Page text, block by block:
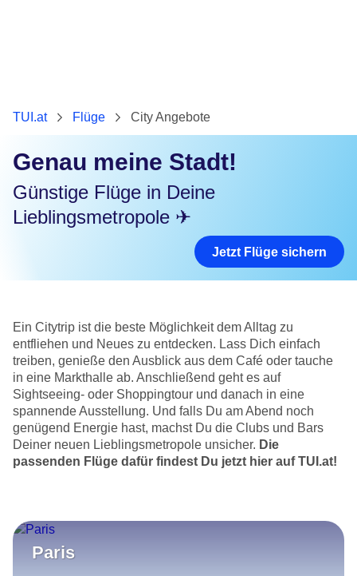
TUI.at Flüge City Angebote
Genau meine Stadt!
Günstige Flüge in Deine
Lieblingsmetropole ✈
Jetzt Flüge sichern
Ein Citytrip ist die beste Möglichkeit dem Alltag zu
entfliehen und Neues zu entdecken. Lass Dich einfach
treiben, genieße den Ausblick aus dem Café oder tauche
in eine Markthalle ab. Anschließend geht es auf
Sightseeing- oder Shoppingtour und danach in eine
spannende Ausstellung. Und falls Du am Abend noch
genügend Energie hast, machst Du die Clubs und Bars
Deiner neuen Lieblingsmetropole unsicher. Die
passenden Flüge dafür findest Du jetzt hier auf TUI.at!
Paris